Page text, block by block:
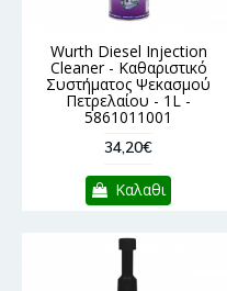
Wurth Diesel Injection
Cleaner - Καθαριστικό
Συστήματος Ψεκασμού
Πετρελαίου - 1L -
5861011001
34,20€
Καλαθι